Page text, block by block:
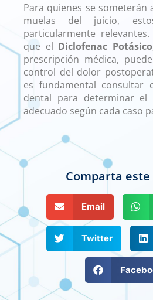
Para quienes se someterán
muelas del juicio,
particularmente
que el Diclofenac Potásico
prescripción médica,
control del dolor
es fundamental consultar
dental para determinar el
adecuado según cada caso
dolor extracción
juicio
dolor extracción
Comparta
Email
Twitter